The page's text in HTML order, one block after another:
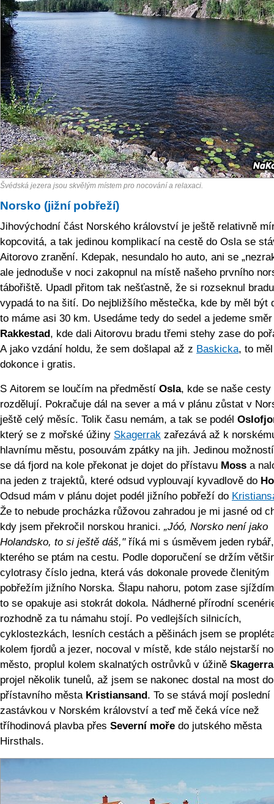
Švédská jezera jsou skvělým místem pro nocování a relaxaci.
Norsko (jižní pobřeží)
Jihovýchodní část Norského království je ještě relativně
kopcovitá, a tak jedinou komplikací na cestě do Osla se
Aitorovo zranění. Kdepak, nesundalo ho auto, ani se
ale jednoduše v noci zakopnul na místě našeho prvního
tábořiště. Upadl přitom tak nešťastně, že si rozseknul
vypadá to na šití. Do nejbližšího městečka, kde by měl být
to máme asi 30 km. Usedáme tedy do sedel a jedeme směr
Rakkestad, kde dali Aitorovu bradu třemi stehy zase do
A jako vzdání holdu, že sem došlapal až z Baskicka, to měl
dokonce i gratis.
S Aitorem se loučím na předměstí Osla, kde se naše cesty
rozdělují. Pokračuje dál na sever a má v plánu zůstat v
ještě celý měsíc. Tolik času nemám, a tak se podél
který se z mořské úžiny Skagerrak zařezává až k
hlavnímu městu, posouvám zpátky na jih. Jedinou
se dá fjord na kole překonat je dojet do přístavu Moss a
na jeden z trajektů, které odsud vyplouvají kyvadlově do
Odsud mám v plánu dojet podél jižního pobřeží do
Že to nebude procházka růžovou zahradou je mi jasné od
kdy jsem překročil norskou hranici. „Jóó, Norsko není jako
Holandsko, to si ještě dáš,"říká mi s úsměvem jeden rybář,
kterého se ptám na cestu. Podle doporučení se držím
cylotrasy číslo jedna, která vás dokonale provede členitým
pobřežím jižního Norska. Šlapu nahoru, potom zase
to se opakuje asi stokrát dokola. Nádherné přírodní
rozhodně za tu námahu stojí. Po vedlejších silnicích,
cyklostezkách, lesních cestách a pěšinách jsem se
kolem fjordů a jezer, nocoval v místě, kde stálo nejstarší
město, proplul kolem skalnatých ostrůvků v úžině
projel několik tunelů, až jsem se nakonec dostal na most do
přístavního města Kristiansand. To se stává mojí poslední
zastávkou v Norském království a teď mě čeká více než
tříhodinová plavba přes Severní moře do jutského města
Hirsthals.